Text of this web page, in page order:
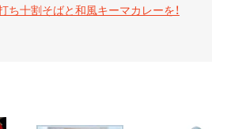
ち十割そばと和風キーマカレーを！